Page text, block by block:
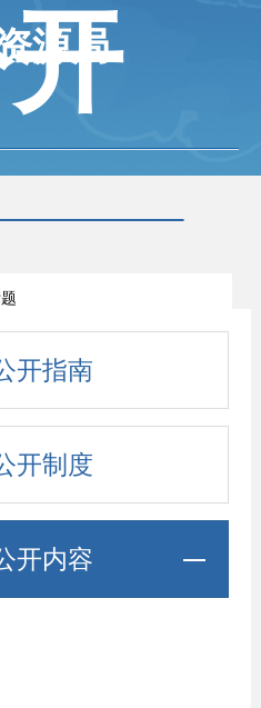
源局
开指南
开制度
开内容